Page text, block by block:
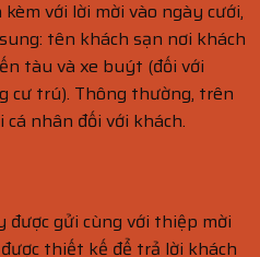
với lời mời vào ngày cưới,
tên khách sạn nơi khách
tàu và xe buýt (đối với
cư trú). Thông thường, trên
nhân đối với khách.
gửi cùng với thiệp mời
thiết kế để trả lời khách